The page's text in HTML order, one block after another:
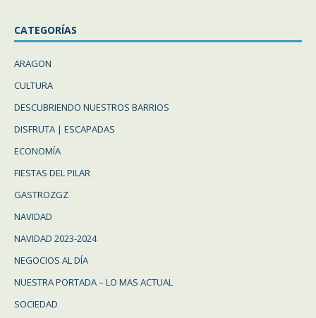
CATEGORÍAS
ARAGON
CULTURA
DESCUBRIENDO NUESTROS BARRIOS
DISFRUTA | ESCAPADAS
ECONOMÍA
FIESTAS DEL PILAR
GASTROZGZ
NAVIDAD
NAVIDAD 2023-2024
NEGOCIOS AL DÍA
NUESTRA PORTADA – LO MAS ACTUAL
SOCIEDAD